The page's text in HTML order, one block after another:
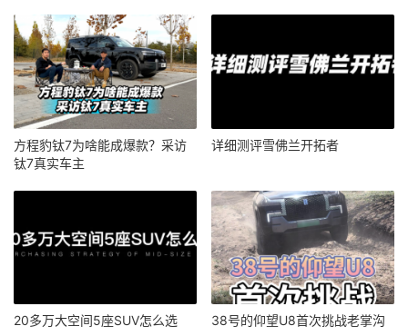
方程豹钛7为啥能成爆款？采访
钛7真实车主
详细测评雪佛兰开拓者
20多万大空间5座SUV怎么选 38号的仰望U8首次挑战老掌沟